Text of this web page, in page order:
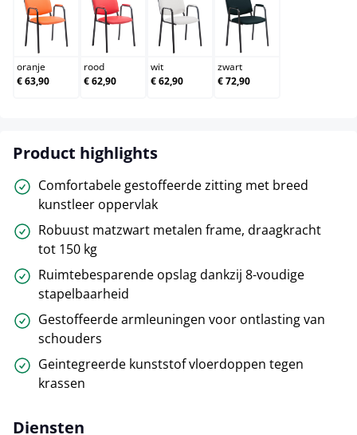
oranje
oranje
€ 63,90
rood
rood
€ 62,90
wit
wit
€ 62,90
zwart
zwart
€ 72,90
Product highlights
Comfortabele gestoffeerde zitting met breed
kunstleer oppervlak
Robuust matzwart metalen frame, draagkracht
tot 150 kg
Ruimtebesparende opslag dankzij 8-voudige
stapelbaarheid
Gestoffeerde armleuningen voor ontlasting van
schouders
Geintegreerde kunststof vloerdoppen tegen
krassen
Diensten